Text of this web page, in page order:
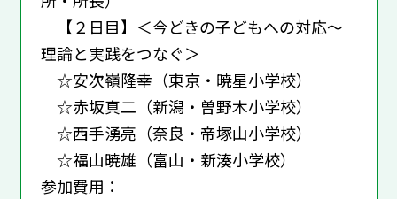
【２日目】＜今どきの子どもへの対応～
理論と実践をつなぐ＞
☆安次嶺隆幸（東京・暁星小学校）
☆赤坂真二（新潟・曽野木小学校）
☆西手湧亮（奈良・帝塚山小学校）
☆福山暁雄（富山・新湊小学校）
参加費用：